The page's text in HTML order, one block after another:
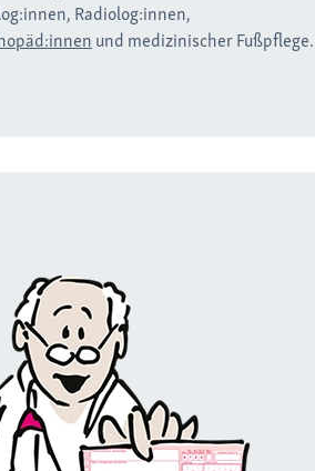
Radiolog:innen,
und medizinischer Fußpflege.